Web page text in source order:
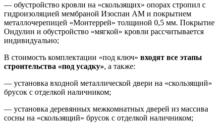
— обустройство кровли на «скользящих» опорах стропил с
гидроизоляцией мембраной Изоспан АМ и покрытием
металлочерепицей «Монтеррей» толщиной 0,5 мм. Покрытие
Ондулин и обустройство «мягкой» кровли рассчитывается
индивидуально;
В стоимость комплектации «под ключ» входят все этапы
строительства «под усадку», а также:
— установка входной металлической двери на «скользящий»
брусок с отделкой наличником;
— установка деревянных межкомнатных дверей из массива
сосны на «скользящий» брусок с отделкой наличником;